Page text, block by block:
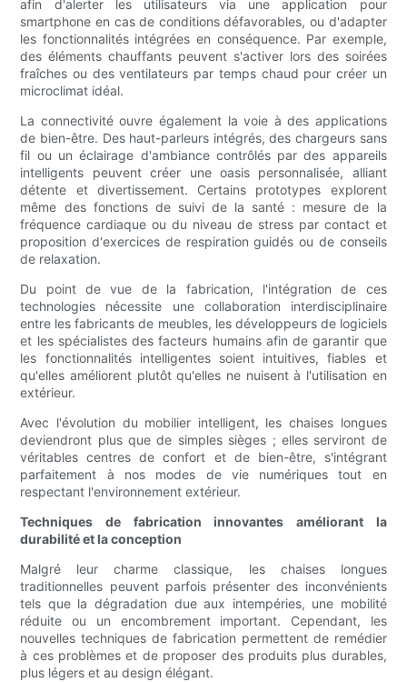
afin d'alerter les utilisateurs via une application pour
smartphone en cas de conditions défavorables, ou d'adapter
les fonctionnalités intégrées en conséquence. Par exemple,
des éléments chauffants peuvent s'activer lors des soirées
fraîches ou des ventilateurs par temps chaud pour créer un
microclimat idéal.
La connectivité ouvre également la voie à des applications
de bien-être. Des haut-parleurs intégrés, des chargeurs sans
fil ou un éclairage d'ambiance contrôlés par des appareils
intelligents peuvent créer une oasis personnalisée, alliant
détente et divertissement. Certains prototypes explorent
même des fonctions de suivi de la santé : mesure de la
fréquence cardiaque ou du niveau de stress par contact et
proposition d'exercices de respiration guidés ou de conseils
de relaxation.
Du point de vue de la fabrication, l'intégration de ces
technologies nécessite une collaboration interdisciplinaire
entre les fabricants de meubles, les développeurs de logiciels
et les spécialistes des facteurs humains afin de garantir que
les fonctionnalités intelligentes soient intuitives, fiables et
qu'elles améliorent plutôt qu'elles ne nuisent à l'utilisation en
extérieur.
Avec l'évolution du mobilier intelligent, les chaises longues
deviendront plus que de simples sièges ; elles serviront de
véritables centres de confort et de bien-être, s'intégrant
parfaitement à nos modes de vie numériques tout en
respectant l'environnement extérieur.
Techniques de fabrication innovantes améliorant la
durabilité et la conception
Malgré leur charme classique, les chaises longues
traditionnelles peuvent parfois présenter des inconvénients
tels que la dégradation due aux intempéries, une mobilité
réduite ou un encombrement important. Cependant, les
nouvelles techniques de fabrication permettent de remédier
à ces problèmes et de proposer des produits plus durables,
plus légers et au design élégant.